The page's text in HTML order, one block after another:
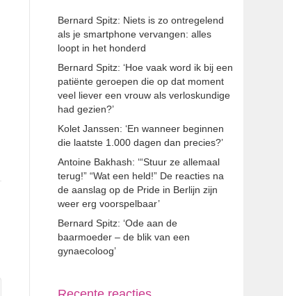
Bernard Spitz: Niets is zo ontregelend
als je smartphone vervangen: alles
loopt in het honderd
Bernard Spitz: ‘Hoe vaak word ik bij een
patiënte geroepen die op dat moment
veel liever een vrouw als verloskundige
had gezien?’
Kolet Janssen: ‘En wanneer beginnen
die laatste 1.000 dagen dan precies?’
Antoine Bakhash: ‘“Stuur ze allemaal
terug!” “Wat een held!” De reacties na
de aanslag op de Pride in Berlijn zijn
weer erg voorspelbaar’
Bernard Spitz: ‘Ode aan de
baarmoeder – de blik van een
gynaecoloog’